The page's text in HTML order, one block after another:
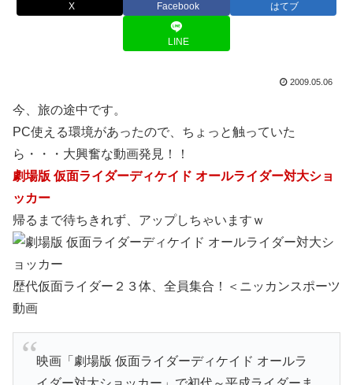
X Facebook はてブ
LINE
2009.05.06
今、旅の途中です。
PC使える環境があったので、ちょっと触っていた
ら・・・大興奮な動画発見！！
劇場版 仮面ライダーディケイド オールライダー対大ショ
ッカー
帰るまで待ちきれず、アップしちゃいますｗ
歴代仮面ライダー２３体、全員集合！＜ニッカンスポーツ
動画
映画「劇場版 仮面ライダーディケイド オールラ